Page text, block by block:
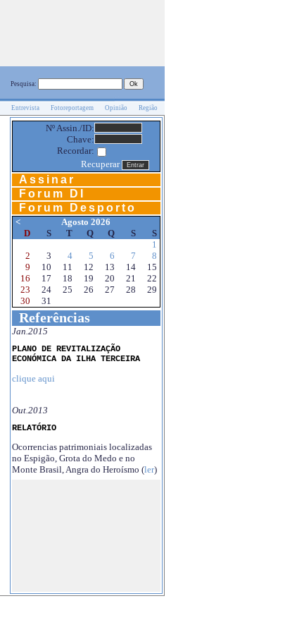
Pesquisa:
Entrevista Fotoreportagem Opinião Região
Nº Assin./ID:
Chave:
Recordar:
Recuperar
Assinar
Forum DI
Forum Desporto
<
Agosto 2026
D
S T Q Q S
S
1
2
3 4 5 6 7
8
9
10 11 12 13 14
15
16
17 18 19 20 21
22
23
24 25 26 27 28
29
30
31
Referências
Jan.2015
PLANO DE REVITALIZAÇÃO
ECONÓMICA DA ILHA TERCEIRA
clique aqui
Out.2013
RELATÓRIO
Ocorrencias patrimoniais localizadas
no Espigão, Grota do Medo e no
Monte Brasil, Angra do Heroísmo (ler)